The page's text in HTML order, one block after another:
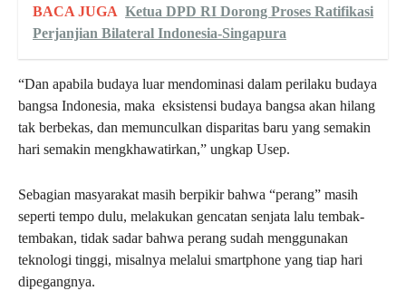
BACA JUGA Ketua DPD RI Dorong Proses Ratifikasi
Perjanjian Bilateral Indonesia-Singapura
“Dan apabila budaya luar mendominasi dalam perilaku budaya
bangsa Indonesia, maka eksistensi budaya bangsa akan hilang
tak berbekas, dan memunculkan disparitas baru yang semakin
hari semakin mengkhawatirkan,” ungkap Usep.
Sebagian masyarakat masih berpikir bahwa “perang” masih
seperti tempo dulu, melakukan gencatan senjata lalu tembak-
tembakan, tidak sadar bahwa perang sudah menggunakan
teknologi tinggi, misalnya melalui smartphone yang tiap hari
dipegangnya.